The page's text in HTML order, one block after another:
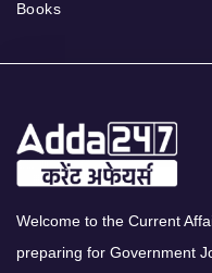
Books
Welcome to the Current
preparing for Government